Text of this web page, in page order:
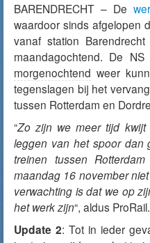
BARENDRECHT – De
waardoor sinds afgelopen
vanaf station
maandagochtend. De
morgenochtend weer
tegenslagen bij het
tussen Rotterdam en
“Zo zijn we meer tijd
leggen van het spoor dan
treinen tussen
maandag 16 november
verwachting is dat we op
het werk zijn“, aldus ProRail.
Update 2: Tot in ieder